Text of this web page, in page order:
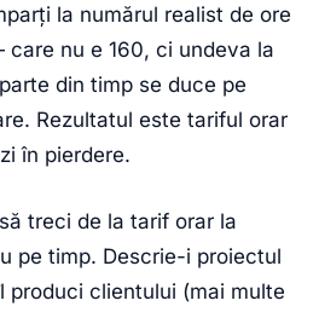
la numărul realist de ore
nu e 160, ci undeva la
din timp se duce pe
Rezultatul este tariful orar
în pierdere.
treci de la tarif orar la
pe timp. Descrie-i proiectul
produci clientului (mai multe